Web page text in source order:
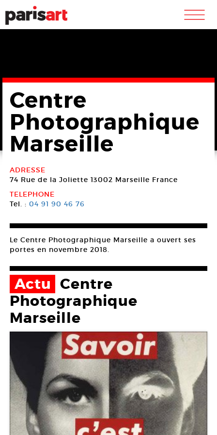
m
Centre
Photographique
Marseille
ADRESSE
74 Rue de la Joliette 13002 Marseille France
TELEPHONE
Tel. : 04 91 90 46 76
Le Centre Photographique Marseille a ouvert ses
portes en novembre 2018.
Actu Centre
Photographique
Marseille